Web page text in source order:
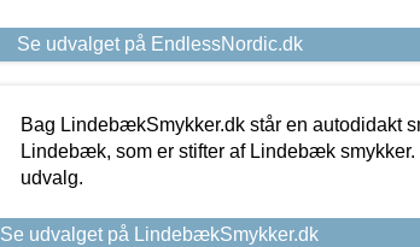
Se udvalget på EndlessNordic.dk
Bag LindebækSmykker.dk står en autodidakt
Lindebæk, som er stifter af Lindebæk smykker.
udvalg.
Se udvalget på LindebækSmykker.dk